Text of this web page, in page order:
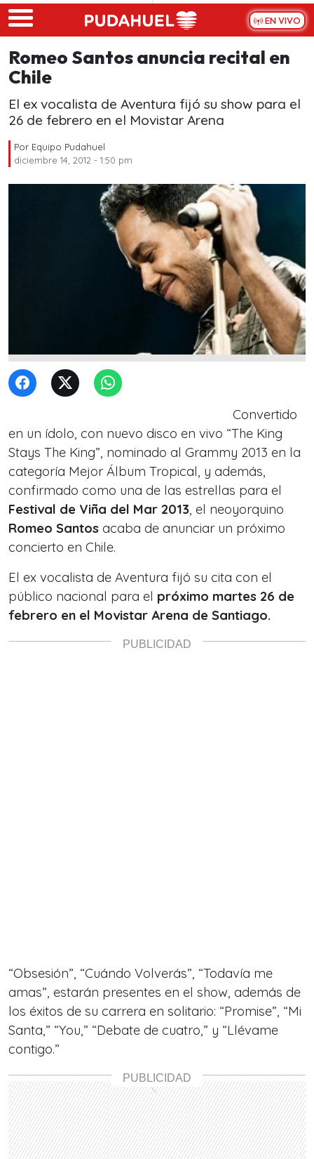
Skip to main content
EN VIVO
Romeo Santos anuncia recital en
Chile
El ex vocalista de Aventura fijó su show para el
26 de febrero en el Movistar Arena
Por Equipo Pudahuel
diciembre 14, 2012 - 1:50 pm
Convertido
en un ídolo, con nuevo disco en vivo “The King
Stays The King”, nominado al Grammy 2013 en la
categoría Mejor Álbum Tropical, y además,
confirmado como una de las estrellas para el
Festival de Viña del Mar 2013, el neoyorquino
Romeo Santos acaba de anunciar un próximo
concierto en Chile.
El ex vocalista de Aventura fijó su cita con el
público nacional para el próximo martes 26 de
febrero en el Movistar Arena de Santiago.
“Obsesión”, “Cuándo Volverás”, “Todavía me
amas”, estarán presentes en el show, además de
los éxitos de su carrera en solitario: “Promise”, “Mi
Santa,” “You,” “Debate de cuatro,” y “Llévame
contigo.”